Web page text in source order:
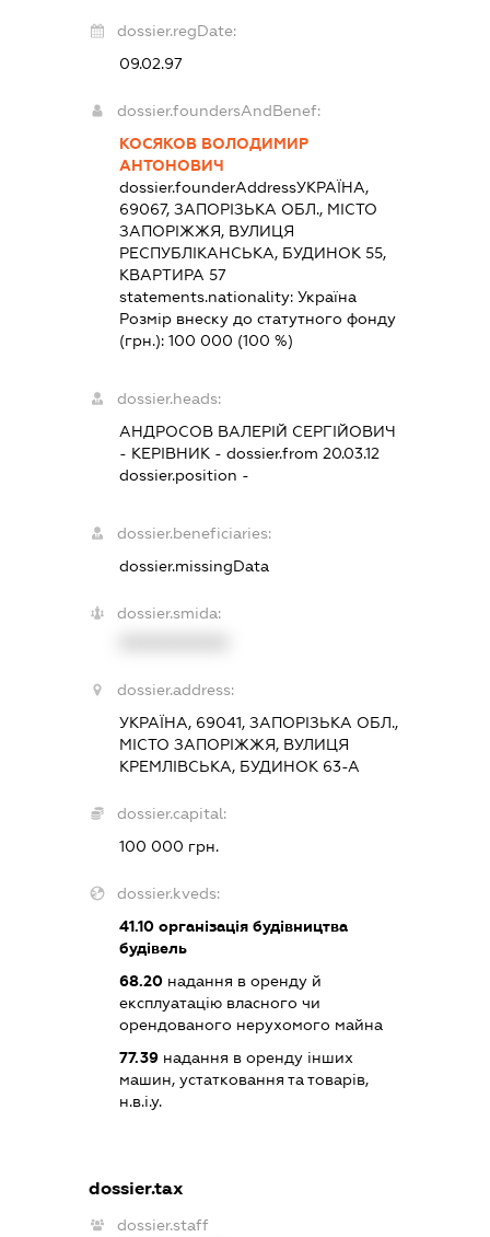
dossier.regDate:
09.02.97
dossier.foundersAndBenef:
КОСЯКОВ ВОЛОДИМИР
АНТОНОВИЧ
dossier.founderAddressУКРАЇНА,
69067, ЗАПОРІЗЬКА ОБЛ., МІСТО
ЗАПОРІЖЖЯ, ВУЛИЦЯ
РЕСПУБЛІКАНСЬКА, БУДИНОК 55,
КВАРТИРА 57
statements.nationality: Україна
Розмір внеску до статутного фонду
(грн.): 100 000 (100 %)
dossier.heads:
АНДРОСОВ ВАЛЕРІЙ СЕРГІЙОВИЧ
- КЕРІВНИК - dossier.from 20.03.12
dossier.position -
dossier.beneficiaries:
dossier.missingData
dossier.smida:
dossier.address:
УКРАЇНА, 69041, ЗАПОРІЗЬКА ОБЛ.,
МІСТО ЗАПОРІЖЖЯ, ВУЛИЦЯ
КРЕМЛІВСЬКА, БУДИНОК 63-А
dossier.capital:
100 000 грн.
dossier.kveds:
41.10організація будівництва
будівель
68.20надання в оренду й
експлуатацію власного чи
орендованого нерухомого майна
77.39надання в оренду інших
машин, устатковання та товарів,
н.в.і.у.
dossier.tax
dossier.staff